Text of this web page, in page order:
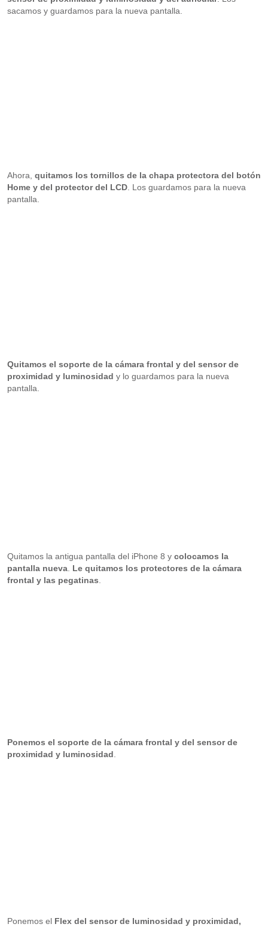
sacamos y guardamos para la nueva pantalla.
Ahora, quitamos los tornillos de la chapa protectora del botón
Home y del protector del LCD. Los guardamos para la nueva
pantalla.
Quitamos el soporte de la cámara frontal y del sensor de
proximidad y luminosidad y lo guardamos para la nueva
pantalla.
Quitamos la antigua pantalla del iPhone 8 y colocamos la
pantalla nueva. Le quitamos los protectores de la cámara
frontal y las pegatinas
Ponemos el soporte de la cámara frontal y del sensor de
proximidad y luminosidad
Ponemos el Flex del sensor de luminosidad y proximidad,